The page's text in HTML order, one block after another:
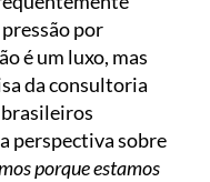
por
é um luxo, mas
da consultoria
brasileiros
perspectiva sobre
porque estamos